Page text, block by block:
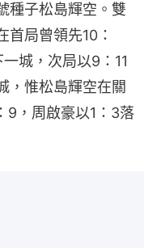
種子松島輝空。雙
首局曾領先10：
城，次局以9：11
，惟松島輝空在關
9，周啟豪以1：3落